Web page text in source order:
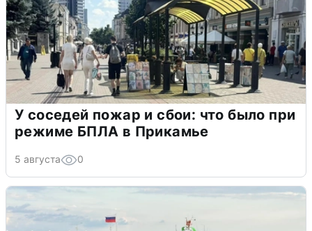
У соседей пожар и сбои: что было при
режиме БПЛА в Прикамье
5 августа 0